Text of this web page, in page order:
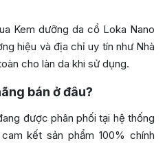
Kem dưỡng da cổ Loka Nano
hiệu và địa chỉ uy tín như Nhà
cho làn da khi sử dụng.
bán ở đâu?
được phân phối tại hệ thống
kết sản phẩm 100% chính